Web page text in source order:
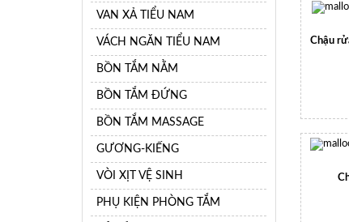
VAN XẢ TIỂU NAM
VÁCH NGĂN TIỂU NAM
BỒN TẮM NẰM
BỒN TẮM ĐỨNG
BỒN TẮM MASSAGE
GƯƠNG-KIẾNG
VÒI XỊT VỆ SINH
PHỤ KIỆN PHÒNG TẮM
Chậu